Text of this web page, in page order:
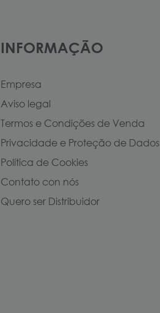
INFORMAÇÃO
Empresa
Aviso legal
Termos e Condições de Venda
Privacidade e Proteção de Dados
Política de Cookies
Contato con nós
Quero ser Distribuidor